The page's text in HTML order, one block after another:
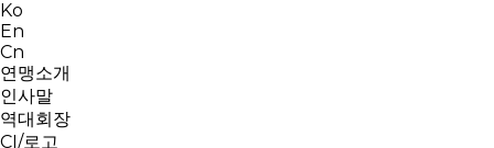
Ko
En
Cn
연맹소개
인사말
역대회장
CI/로고